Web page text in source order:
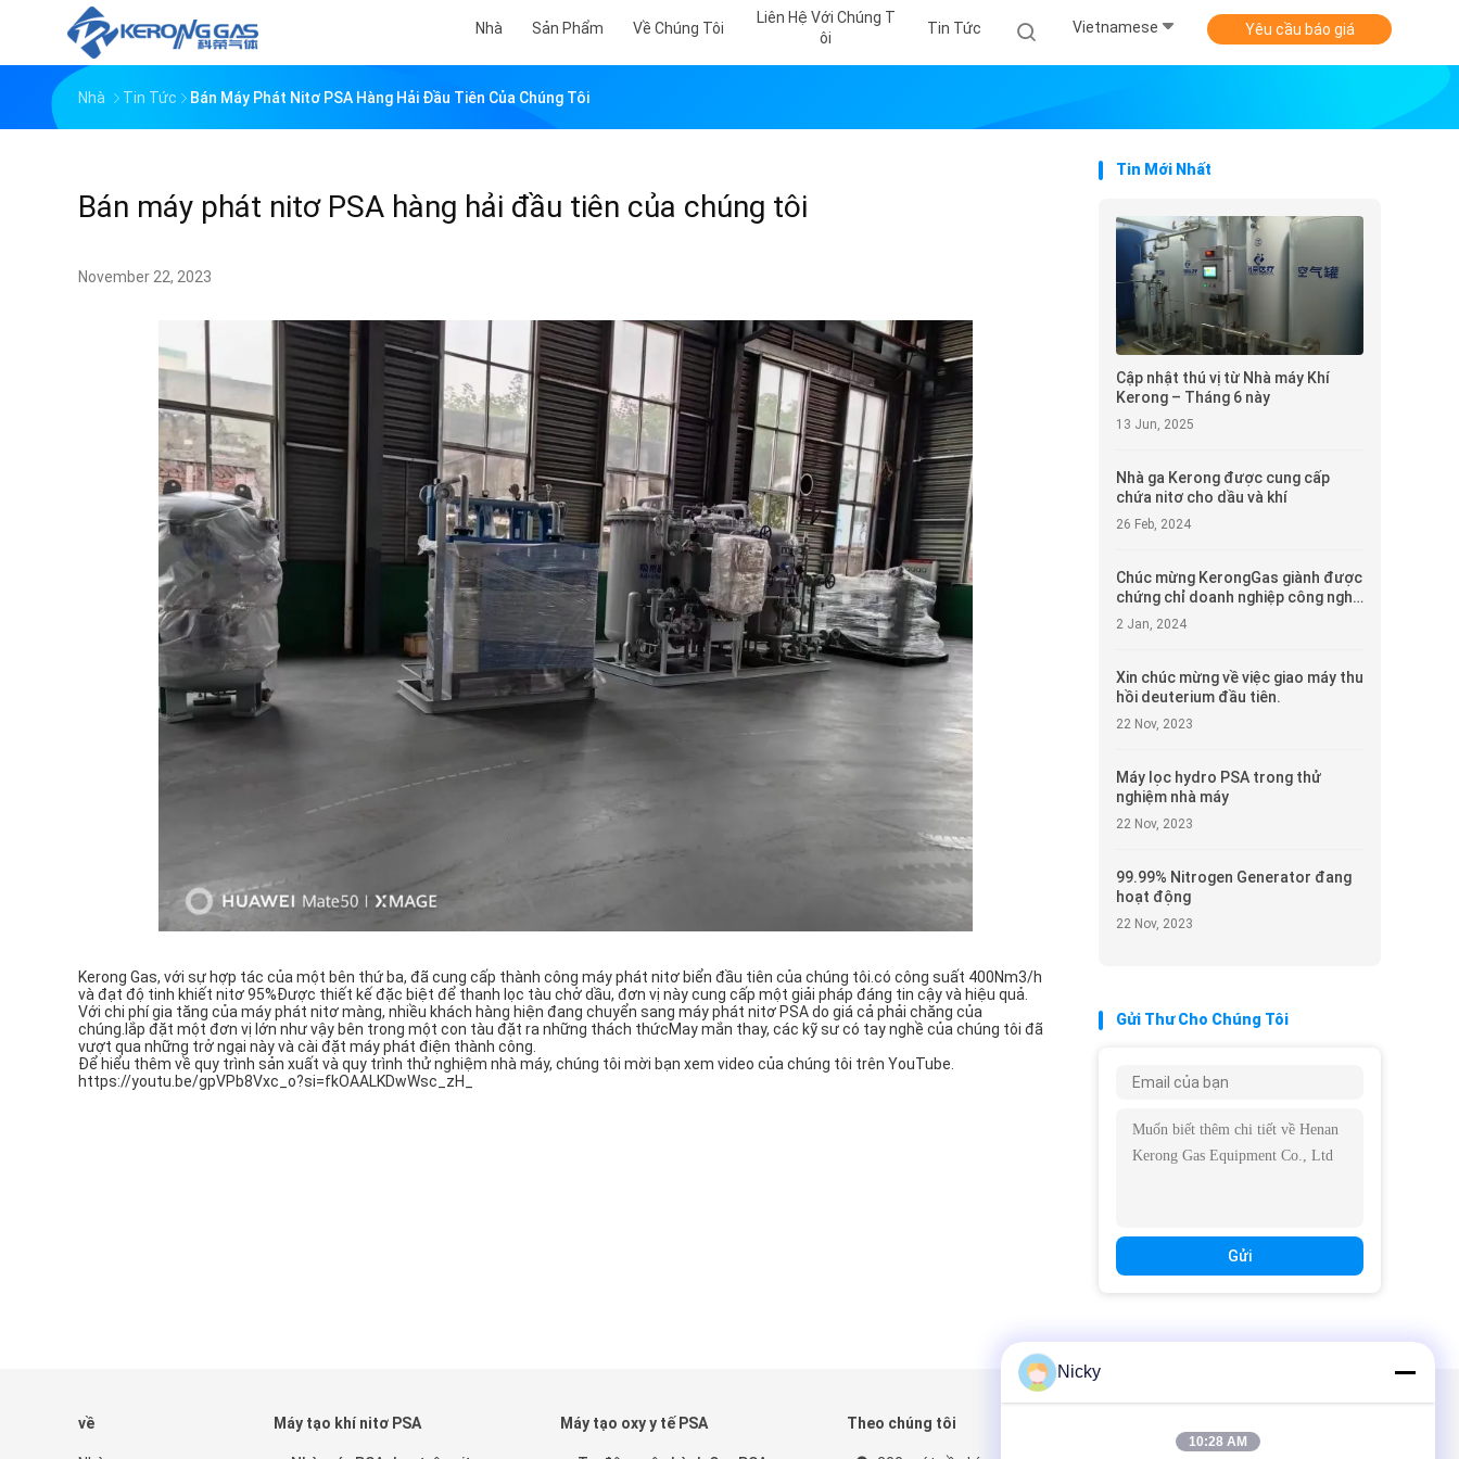
Nhà Sản Phẩm Về Chúng Tôi
Liên Hệ Với Chúng T
Ôi
Tin Tức Vietnamese Yêu cầu báo giá
Nhà Tin Tức Bán Máy Phát Nitơ PSA Hàng Hải Đầu Tiên Của Chúng Tôi
Bán máy phát nitơ PSA hàng hải đầu tiên của chúng tôi
November 22, 2023
Kerong Gas, với sự hợp tác của một bên thứ ba, đã cung cấp thành công máy phát nitơ biển đầu tiên của chúng tôi.có công suất 400Nm3/h
và đạt độ tinh khiết nitơ 95%Được thiết kế đặc biệt để thanh lọc tàu chở dầu, đơn vị này cung cấp một giải pháp đáng tin cậy và hiệu quả.
Với chi phí gia tăng của máy phát nitơ màng, nhiều khách hàng hiện đang chuyển sang máy phát nitơ PSA do giá cả phải chăng của
chúng.lắp đặt một đơn vị lớn như vậy bên trong một con tàu đặt ra những thách thứcMay mắn thay, các kỹ sư có tay nghề của chúng tôi đã
vượt qua những trở ngại này và cài đặt máy phát điện thành công.
Để hiểu thêm về quy trình sản xuất và quy trình thử nghiệm nhà máy, chúng tôi mời bạn xem video của chúng tôi trên YouTube.
https://youtu.be/gpVPb8Vxc_o?si=fkOAALKDwWsc_zH_
Tin Mới Nhất
Cập nhật thú vị từ Nhà máy Khí
Kerong – Tháng 6 này
13 Jun, 2025
Nhà ga Kerong được cung cấp
chứa nitơ cho dầu và khí
26 Feb, 2024
Chúc mừng KerongGas giành được
chứng chỉ doanh nghiệp công nghệ
cao
2 Jan, 2024
Xin chúc mừng về việc giao máy thu
hồi deuterium đầu tiên.
22 Nov, 2023
Máy lọc hydro PSA trong thử
nghiệm nhà máy
22 Nov, 2023
99.99% Nitrogen Generator đang
hoạt động
22 Nov, 2023
Gửi Thư Cho Chúng Tôi
Gửi
về Máy tạo khí nitơ PSA Máy tạo oxy y tế PSA Theo chúng tôi
Nicky
10:28 AM